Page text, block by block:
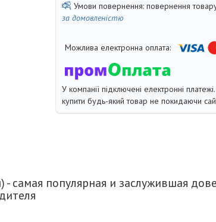
повернення
за домовленістю
У компанії підключені електронні
купити будь-який товар не покидаючи
самая популярная и заслужившая